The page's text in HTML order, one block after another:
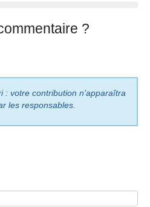
?
votre contribution n’apparaîtra
les responsables.